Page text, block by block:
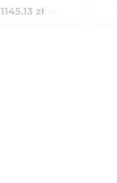
1145.13 zł/ szt